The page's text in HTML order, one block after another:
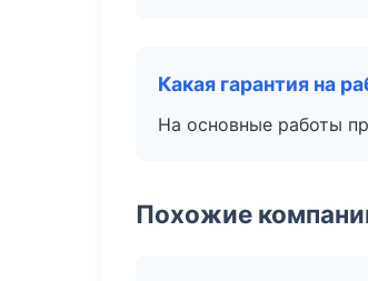
Какая гарантия на
На основные работы
Похожие